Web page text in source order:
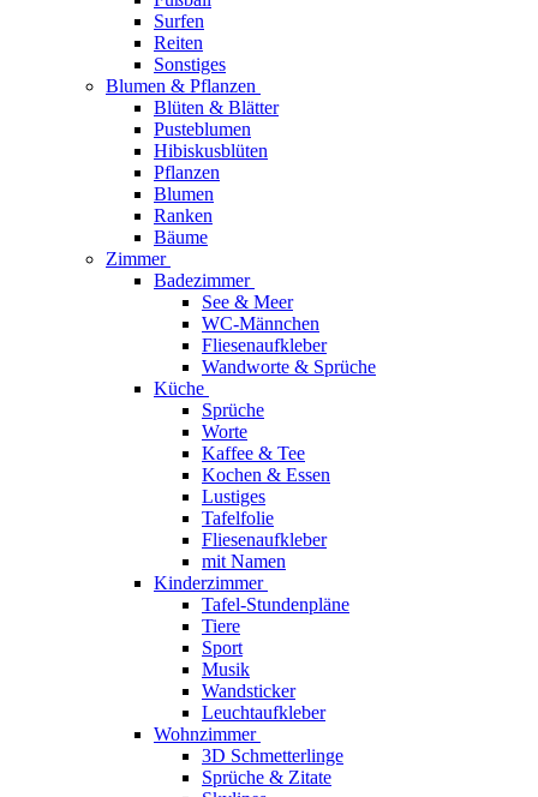
Surfen
Reiten
Sonstiges
Blumen & Pflanzen
Blüten & Blätter
Pusteblumen
Hibiskusblüten
Pflanzen
Blumen
Ranken
Bäume
Zimmer
Badezimmer
See & Meer
WC-Männchen
Fliesenaufkleber
Wandworte & Sprüche
Küche
Sprüche
Worte
Kaffee & Tee
Kochen & Essen
Lustiges
Tafelfolie
Fliesenaufkleber
mit Namen
Kinderzimmer
Tafel-Stundenpläne
Tiere
Sport
Musik
Wandsticker
Leuchtaufkleber
Wohnzimmer
3D Schmetterlinge
Sprüche & Zitate